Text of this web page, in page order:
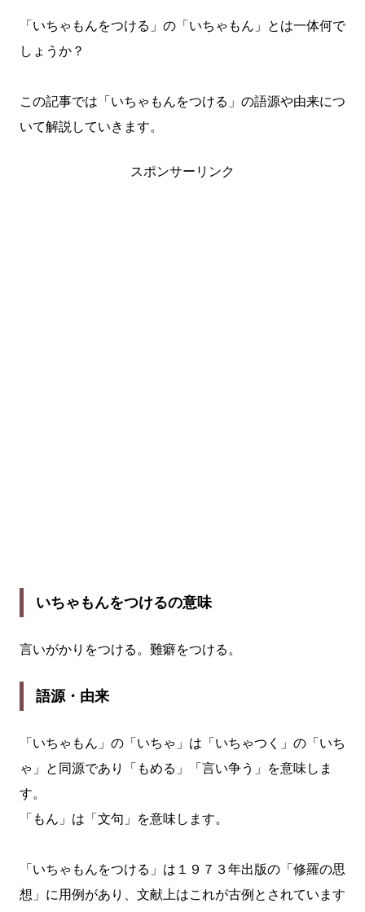
「いちゃもんをつける」の「いちゃもん」とは一体何で
しょうか？
この記事では「いちゃもんをつける」の語源や由来につ
いて解説していきます。
スポンサーリンク
いちゃもんをつけるの意味
言いがかりをつける。難癖をつける。
語源・由来
「いちゃもん」の「いちゃ」は「いちゃつく」の「いち
ゃ」と同源であり「もめる」「言い争う」を意味しま
す。
「もん」は「文句」を意味します。
「いちゃもんをつける」は１９７３年出版の「修羅の思
想」に用例があり、文献上はこれが古例とされています